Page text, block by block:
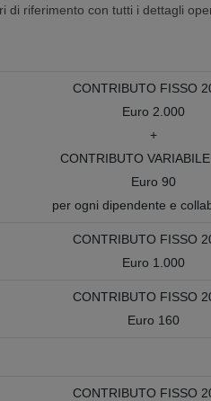
di riferimento con tutti i dettagli
CONTRIBUTO FISSO
Euro 2.000
+
CONTRIBUTO
Euro 90
per ogni dipendente e
CONTRIBUTO FISSO
Euro 1.000
CONTRIBUTO FISSO
Euro 160
CONTRIBUTO FISSO